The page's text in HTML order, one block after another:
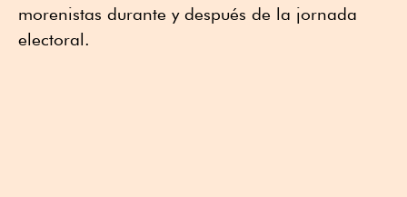
morenistas durante y después de la jornada
electoral.